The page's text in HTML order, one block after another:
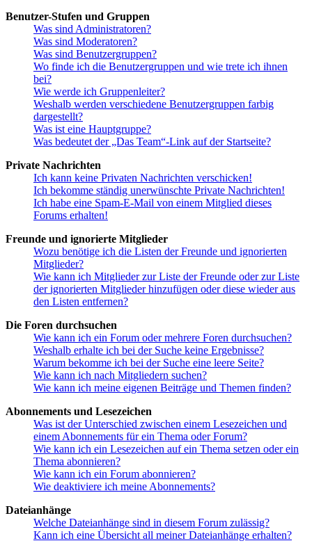
Benutzer-Stufen und Gruppen
Was sind Administratoren?
Was sind Moderatoren?
Was sind Benutzergruppen?
Wo finde ich die Benutzergruppen und wie trete ich ihnen
bei?
Wie werde ich Gruppenleiter?
Weshalb werden verschiedene Benutzergruppen farbig
dargestellt?
Was ist eine Hauptgruppe?
Was bedeutet der „Das Team“-Link auf der Startseite?
Private Nachrichten
Ich kann keine Privaten Nachrichten verschicken!
Ich bekomme ständig unerwünschte Private Nachrichten!
Ich habe eine Spam-E-Mail von einem Mitglied dieses
Forums erhalten!
Freunde und ignorierte Mitglieder
Wozu benötige ich die Listen der Freunde und ignorierten
Mitglieder?
Wie kann ich Mitglieder zur Liste der Freunde oder zur Liste
der ignorierten Mitglieder hinzufügen oder diese wieder aus
den Listen entfernen?
Die Foren durchsuchen
Wie kann ich ein Forum oder mehrere Foren durchsuchen?
Weshalb erhalte ich bei der Suche keine Ergebnisse?
Warum bekomme ich bei der Suche eine leere Seite?
Wie kann ich nach Mitgliedern suchen?
Wie kann ich meine eigenen Beiträge und Themen finden?
Abonnements und Lesezeichen
Was ist der Unterschied zwischen einem Lesezeichen und
einem Abonnements für ein Thema oder Forum?
Wie kann ich ein Lesezeichen auf ein Thema setzen oder ein
Thema abonnieren?
Wie kann ich ein Forum abonnieren?
Wie deaktiviere ich meine Abonnements?
Dateianhänge
Welche Dateianhänge sind in diesem Forum zulässig?
Kann ich eine Übersicht all meiner Dateianhänge erhalten?